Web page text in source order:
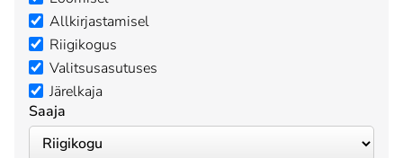
Allkirjastamisel
Riigikogus
Valitsusasutuses
Järelkaja
Saaja